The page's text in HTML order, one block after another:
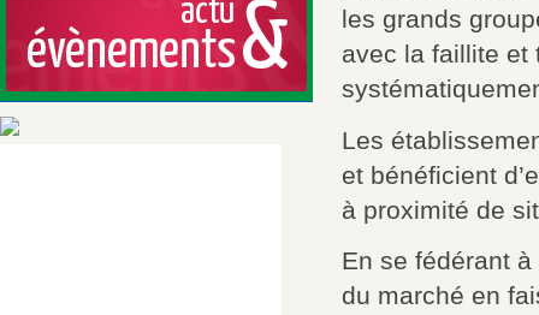
les grands
avec la faillite et
Les
et bénéficient
à proximité de
En se fédérant à
du marché en